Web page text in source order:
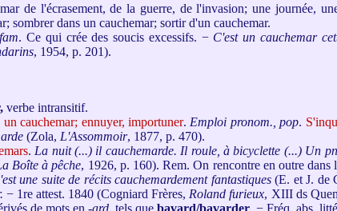
de l'écrasement, de la guerre, de l'invasion; une journée,
sombrer dans un cauchemar; sortir d'un cauchemar.
.Ce qui crée des soucis excessifs. − C'est un cauchemar
, 1954, p. 201).
,verbe intransitif.
cauchemar; ennuyer, importuner. Emploi pronom., pop.
(Zola, L'Assommoir, 1877, p. 470).
. La nuit (...) il cauchemarde. Il roule, à bicyclette (...) Un
Boîte à pêche, 1926, p. 160). Rem. On rencontre en outre dans
une suite de récits cauchemardement fantastiques(E. et J. de
− 1re attest. 1840 (Cogniard Frères, Roland furieux, XIII ds
de mots en -ard, tels que bavard/bavarder. − Fréq. abs.